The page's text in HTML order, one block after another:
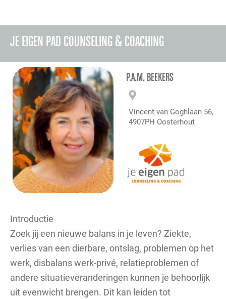
JE EIGEN PAD COUNSELING & COACHING
P.A.M. BEEKERS
Vincent van Goghlaan 56,
4907PH Oosterhout
Introductie
Zoek jij een nieuwe balans in je leven? Ziekte,
verlies van een dierbare, ontslag, problemen op het
werk, disbalans werk-privé, relatieproblemen of
andere situatieveranderingen kunnen je behoorlijk
uit evenwicht brengen. Dit kan leiden tot